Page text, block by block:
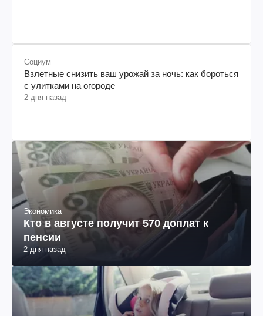
Социум
Взлетные снизить ваш урожай за ночь: как бороться
с улитками на огороде
2 дня назад
Экономика
Кто в августе получит 570 доплат к
пенсии
2 дня назад